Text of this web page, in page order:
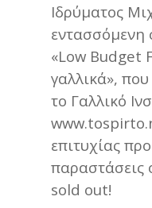
Ιδρύματος
εντασσόμενη
«Low Budget
γαλλικά»,
το Γαλλικό
επιτυχίας
παραστάσεις
sold out!